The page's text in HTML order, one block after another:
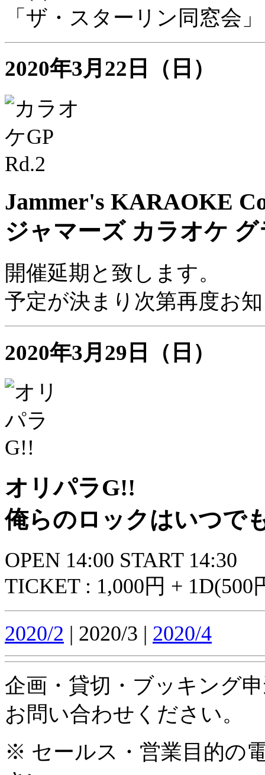
「ザ・スターリン同窓会
2020年3月22日（日）
Jammer's KARAOKE
ジャマーズ カラオケ
開催延期と致します。
予定が決まり次第再度お
2020年3月29日（日）
オリパラG!!
俺らのロックはいつで
OPEN 14:00 START 14:30
TICKET : 1,000円 + 1D(500
2020/2 | 2020/3 | 2020/4
企画・貸切・ブッキング
お問い合わせください。
※ セールス・営業目的の